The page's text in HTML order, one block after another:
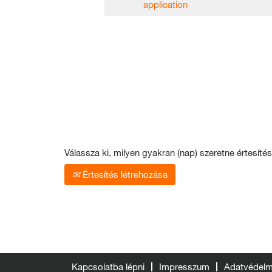
application
Válassza ki, milyen gyakran (nap) szeretne
Értesítés létrehozása
Kapcsolatba lépni Impresszum